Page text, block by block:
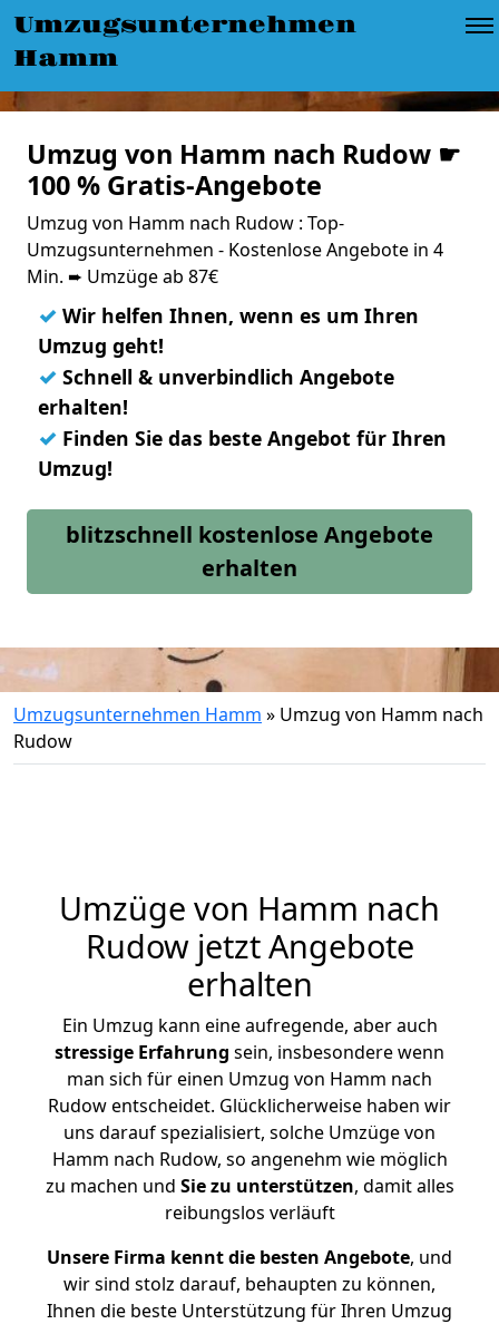
Umzugsunternehmen
Hamm
Umzug von Hamm nach Rudow ☛
100 % Gratis-Angebote
Umzug von Hamm nach Rudow : Top-
Umzugsunternehmen - Kostenlose Angebote in 4
Min. ➨ Umzüge ab 87€
✓ Wir helfen Ihnen, wenn es um Ihren
Umzug geht!
✓ Schnell & unverbindlich Angebote
erhalten!
✓ Finden Sie das beste Angebot für Ihren
Umzug!
blitzschnell kostenlose Angebote
erhalten
Umzugsunternehmen Hamm » Umzug von Hamm nach
Rudow
Umzüge von Hamm nach
Rudow jetzt Angebote
erhalten
Ein Umzug kann eine aufregende, aber auch
stressige Erfahrung sein, insbesondere wenn
man sich für einen Umzug von Hamm nach
Rudow entscheidet. Glücklicherweise haben wir
uns darauf spezialisiert, solche Umzüge von
Hamm nach Rudow, so angenehm wie möglich
zu machen und Sie zu unterstützen, damit alles
reibungslos verläuft
Unsere Firma kennt die besten Angebote, und
wir sind stolz darauf, behaupten zu können,
Ihnen die beste Unterstützung für Ihren Umzug